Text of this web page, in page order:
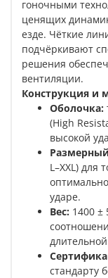
гоночными
ценящих
езде. Чёткие
подчёркивают
решения
вентиляции.
Конструкция и
Оболочка:
(High
высокой
L–XXL) для
ударе.
Вес: 1400 ±
стандарту